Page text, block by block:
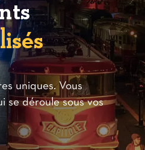
uniques. Vous
se déroule sous vos